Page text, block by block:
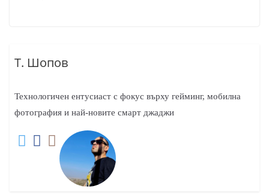
Т. Шопов
Технологичен ентусиаст с фокус върху гейминг, мобилна
фотография и най-новите смарт джаджи